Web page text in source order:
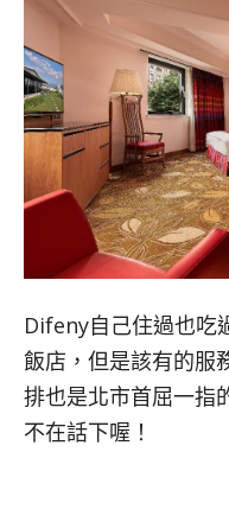
Difeny自己住過也吃
飯店，但是該有的服
排也是北市首屈一指
不在話下喔！